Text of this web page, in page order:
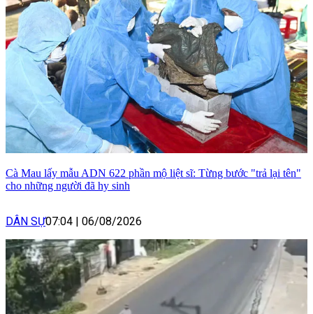
Cà Mau lấy mẫu ADN 622 phần mộ liệt sĩ: Từng bước "trả lại tên"
cho những người đã hy sinh
DÂN SỰ07:04 06/08/2026